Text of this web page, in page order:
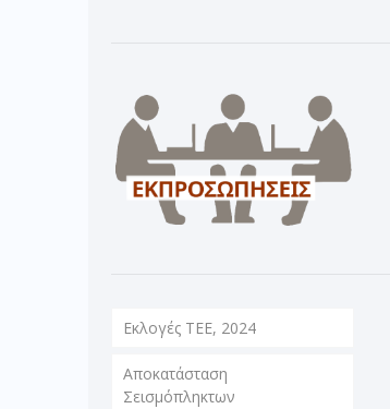
Εκλογές ΤΕΕ, 2024
Αποκατάσταση
Σεισμόπληκτων